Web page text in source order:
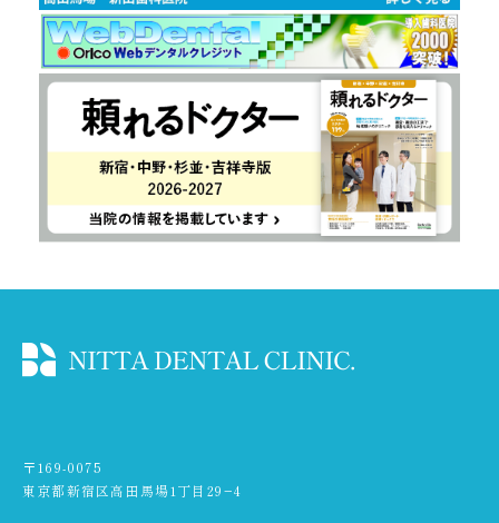
〒169-0075
東京都新宿区高田馬場1丁目29−4